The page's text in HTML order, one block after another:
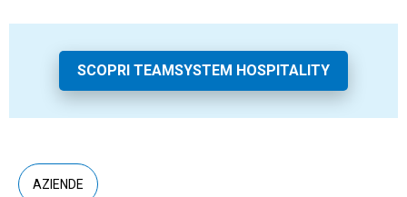
SCOPRI TEAMSYSTEM HOSPITALITY
AZIENDE